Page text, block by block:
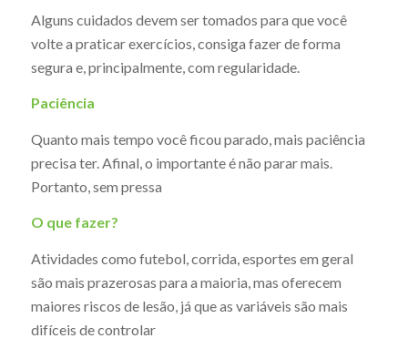
Alguns cuidados devem ser tomados para que você
volte a praticar exercícios, consiga fazer de forma
segura e, principalmente, com regularidade.
Paciência
Quanto mais tempo você ficou parado, mais paciência
precisa ter. Afinal, o importante é não parar mais.
Portanto, sem pressa
O que fazer?
Atividades como futebol, corrida, esportes em geral
são mais prazerosas para a maioria, mas oferecem
maiores riscos de lesão, já que as variáveis são mais
difíceis de controlar